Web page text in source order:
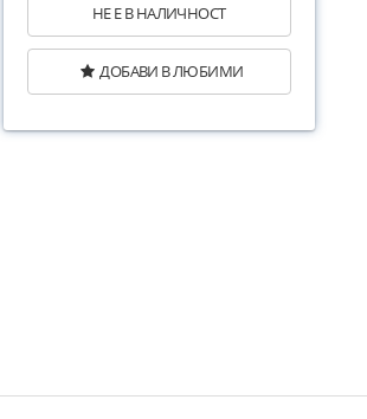
НЕ Е В НАЛИЧНОСТ
ДОБАВИ В ЛЮБИМИ